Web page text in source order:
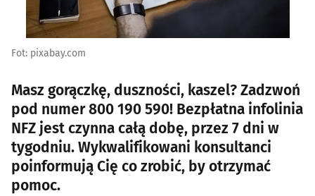
Fot: pixabay.com
Masz gorączkę, duszności, kaszel? Zadzwoń
pod numer 800 190 590! Bezpłatna infolinia
NFZ jest czynna całą dobę, przez 7 dni w
tygodniu. Wykwalifikowani konsultanci
poinformują Cię co zrobić, by otrzymać
pomoc.